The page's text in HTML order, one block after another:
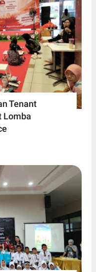
Tenant
Lomba